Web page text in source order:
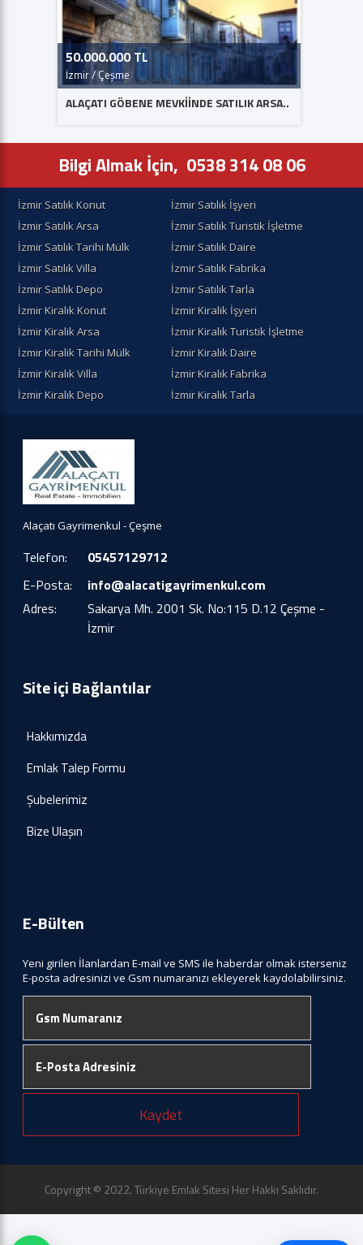
50.000.000 TL
İzmir / Çeşme
ALAÇATI GÖBENE MEVKİİNDE SATILIK ARSA..
Bilgi Almak İçin, 0538 314 08 06
İzmir Satılık Konut
İzmir Satılık İşyeri
İzmir Satılık Arsa
İzmir Satılık Turistik İşletme
İzmir Satılık Tarihi Mülk
İzmir Satılık Daire
İzmir Satılık Villa
İzmir Satılık Fabrika
İzmir Satılık Depo
İzmir Satılık Tarla
İzmir Kiralık Konut
İzmir Kiralik İşyeri
İzmir Kiralik Arsa
İzmir Kiralık Turistik İşletme
İzmir Kiralik Tarihi Mülk
İzmir Kiralık Daire
İzmir Kiralık Villa
İzmir Kiralık Fabrika
İzmir Kiralık Depo
İzmir Kiralık Tarla
Alaçatı Gayrimenkul - Çeşme
Telefon:
05457129712
E-Posta:
info@alacatigayrimenkul.com
Adres:
Sakarya Mh. 2001 Sk. No:115 D.12 Çeşme -
İzmir
Site içi Bağlantılar
Hakkımızda
Emlak Talep Formu
Şubelerimiz
Bize Ulaşın
E-Bülten
Yeni girilen İlanlardan E-mail ve SMS ile haberdar olmak isterseniz
E-posta adresinizi ve Gsm numaranızı ekleyerek kaydolabilirsiniz.
Kaydet
Copyright © 2022. Türkiye Emlak Sitesi Her Hakkı Saklıdır.